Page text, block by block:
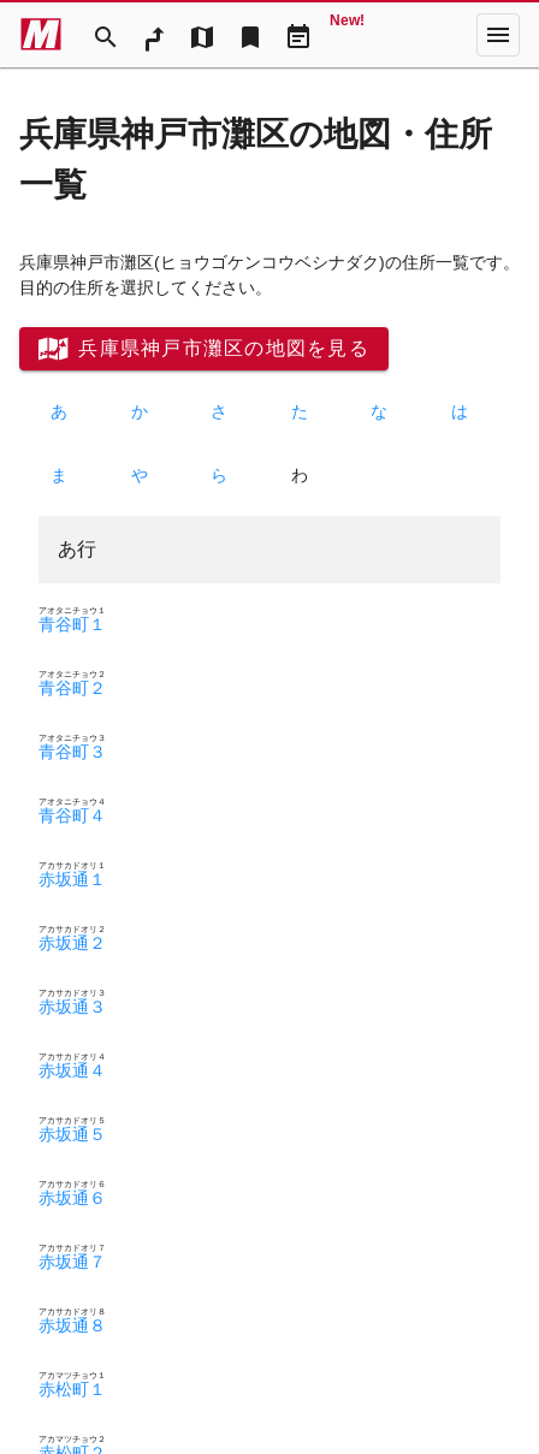
search map bookmark event_note
New! menu
兵庫県神戸市灘区の地図・住所
一覧
兵庫県神戸市灘区(ヒョウゴケンコウベシナダク)の住所一覧です。
目的の住所を選択してください。
兵庫県神戸市灘区の地図を見る
あ か さ た な は
ま や ら わ
あ行
青谷町１
アオタニチョウ１
青谷町２
アオタニチョウ２
青谷町３
アオタニチョウ３
青谷町４
アオタニチョウ４
赤坂通１
アカサカドオリ１
赤坂通２
アカサカドオリ２
赤坂通３
アカサカドオリ３
赤坂通４
アカサカドオリ４
赤坂通５
アカサカドオリ５
赤坂通６
アカサカドオリ６
赤坂通７
アカサカドオリ７
赤坂通８
アカサカドオリ８
赤松町１
アカマツチョウ１
アカマツチョウ２